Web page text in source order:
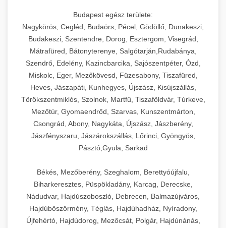
Budapest egész területe:
Nagykörös, Cegléd, Budaörs, Pécel, Gödöllő, Dunakeszi,
Budakeszi, Szentendre, Dorog, Esztergom, Visegrád,
Mátrafüred, Bátonyterenye, Salgótarján,Rudabánya,
Szendrő, Edelény, Kazincbarcika, Sajószentpéter, Ózd,
Miskolc, Eger, Mezőkövesd, Füzesabony, Tiszafüred,
Heves, Jászapáti, Kunhegyes, Újszász, Kisújszállás,
Törökszentmiklós, Szolnok, Martfű, Tiszaföldvár, Túrkeve,
Mezőtúr, Gyomaendrőd, Szarvas, Kunszentmárton,
Csongrád, Abony, Nagykáta, Újszász, Jászberény,
Jászfényszaru, Jászárokszállás, Lőrinci, Gyöngyös,
Pásztó,Gyula, Sarkad
Békés, Mezőberény, Szeghalom, Berettyóújfalu,
Biharkeresztes, Püspökladány, Karcag, Derecske,
Nádudvar, Hajdúszoboszló, Debrecen, Balmazújváros,
Hajdúböszörmény, Téglás, Hajdúhadház, Nyíradony,
Újfehértó, Hajdúdorog, Mezőcsát, Polgár, Hajdúnánás,